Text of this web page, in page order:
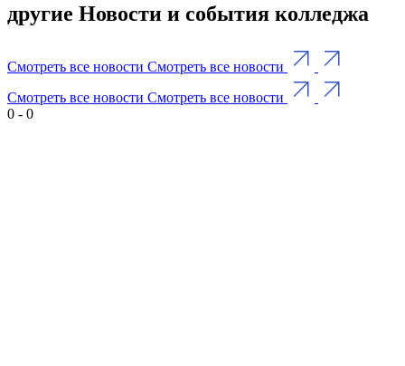
другие Новости и события колледжа
Смотреть все новости Смотреть все новости
Смотреть все новости Смотреть все новости
0 - 0